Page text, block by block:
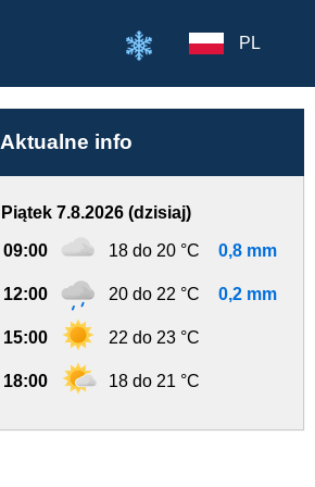
PL
Aktualne info
Piątek 7.8.2026 (dzisiaj)
09:00 18 do 20 °C 0,8 mm
12:00 20 do 22 °C 0,2 mm
15:00 22 do 23 °C
18:00 18 do 21 °C